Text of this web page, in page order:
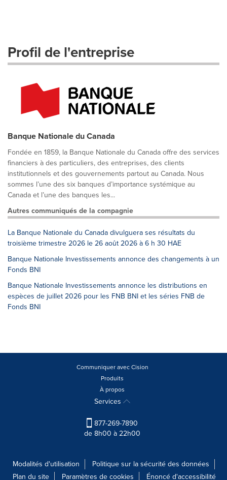
Profil de l'entreprise
Banque Nationale du Canada
Fondée en 1859, la Banque Nationale du Canada offre des services
financiers à des particuliers, des entreprises, des clients
institutionnels et des gouvernements partout au Canada. Nous
sommes l’une des six banques d’importance systémique au
Canada et l’une des banques les...
Autres communiqués de la compagnie
La Banque Nationale du Canada divulguera ses résultats du
troisième trimestre 2026 le 26 août 2026 à 6 h 30 HAE
Banque Nationale Investissements annonce des changements à un
Fonds BNI
Banque Nationale Investissements annonce les distributions en
espèces de juillet 2026 pour les FNB BNI et les séries FNB de
Fonds BNI
Communiquer avec Cision
Produits
À propos
Services
877-269-7890
de 8h00 à 22h00
Modalités d'utilisation
Politique sur la sécurité des données
Plan du site
Paramètres de cookies Énoncé d'accessibilité